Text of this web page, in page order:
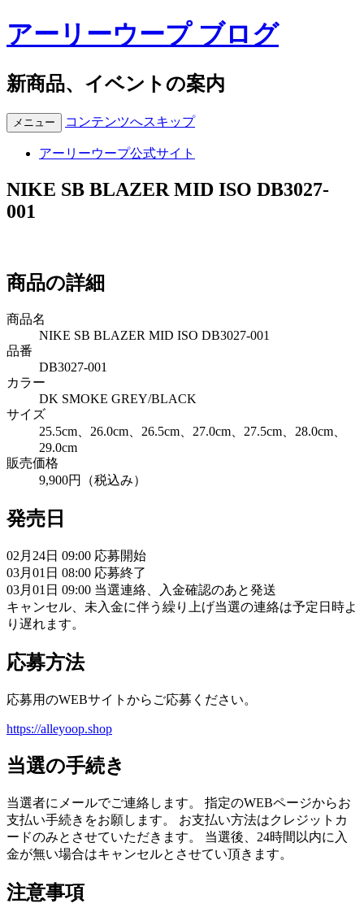
アーリーウープ ブログ
新商品、イベントの案内
メニュー コンテンツへスキップ
アーリーウープ公式サイト
NIKE SB BLAZER MID ISO DB3027-
001
商品の詳細
商品名
NIKE SB BLAZER MID ISO DB3027-001
品番
DB3027-001
カラー
DK SMOKE GREY/BLACK
サイズ
25.5cm、26.0cm、26.5cm、27.0cm、27.5cm、28.0cm、
29.0cm
販売価格
9,900円（税込み）
発売日
02月24日 09:00 応募開始
03月01日 08:00 応募終了
03月01日 09:00 当選連絡、入金確認のあと発送
キャンセル、未入金に伴う繰り上げ当選の連絡は予定日時よ
り遅れます。
応募方法
応募用のWEBサイトからご応募ください。
https://alleyoop.shop
当選の手続き
当選者にメールでご連絡します。 指定のWEBページからお
支払い手続きをお願します。 お支払い方法はクレジットカ
ードのみとさせていただきます。 当選後、24時間以内に入
金が無い場合はキャンセルとさせてい頂きます。
注意事項